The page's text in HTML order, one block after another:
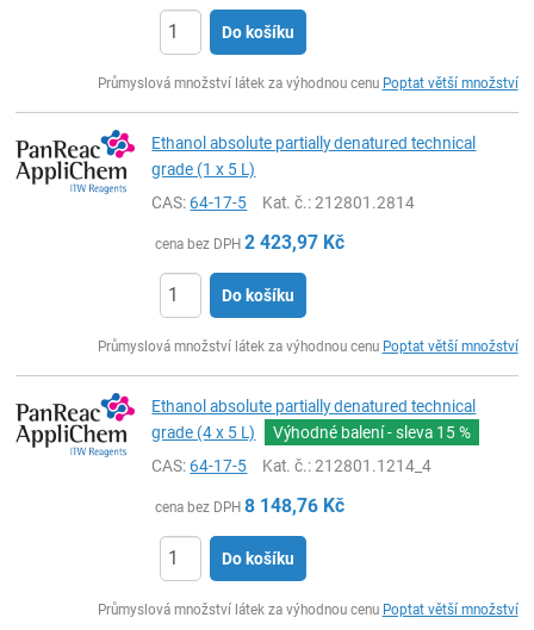
Do košíku
Průmyslová množství látek za výhodnou cenu Poptat větší množství
Ethanol absolute partially denatured technical
grade (1 x 5 L)
CAS:64-17-5 Kat. č.: 212801.2814
cena bez DPH 2 423,97 Kč
Do košíku
Průmyslová množství látek za výhodnou cenu Poptat větší množství
Ethanol absolute partially denatured technical
grade (4 x 5 L)
Výhodné balení - sleva 15 %
CAS:64-17-5 Kat. č.: 212801.1214_4
cena bez DPH 8 148,76 Kč
Do košíku
Průmyslová množství látek za výhodnou cenu Poptat větší množství